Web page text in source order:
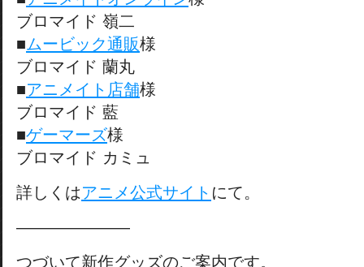
ブロマイド 嶺二
■ムービック通販様
ブロマイド 蘭丸
■アニメイト店舗様
ブロマイド 藍
■ゲーマーズ様
ブロマイド カミュ
詳しくはアニメ公式サイト にて。
———————
つづいて新作グッズのご案内です。